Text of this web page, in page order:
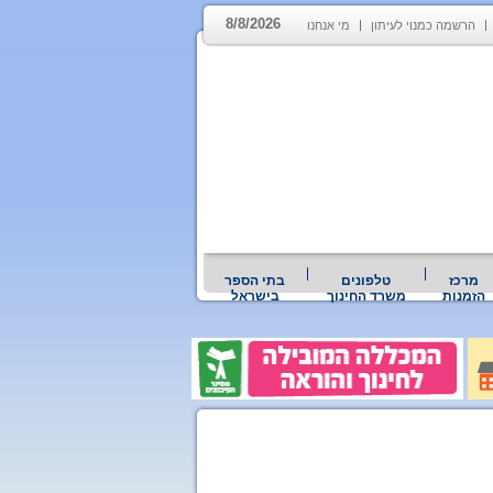
הרשמה כמנוי לעיתון מי אנחנו 8/8/2026
מרכז
הזמנות
טלפונים
משרד החינוך
בתי הספר
בישראל